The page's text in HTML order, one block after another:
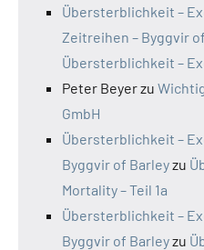
Übersterblichkeit –
Zeitreihen – Byggvir
Übersterblichkeit –
Peter Beyerzu
GmbH
Übersterblichkeit –
Byggvir of Barleyzu
Mortality – Teil 1a
Übersterblichkeit –
Byggvir of Barleyzu